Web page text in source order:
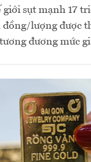
sụt mạnh 17
lượng được
đương mức